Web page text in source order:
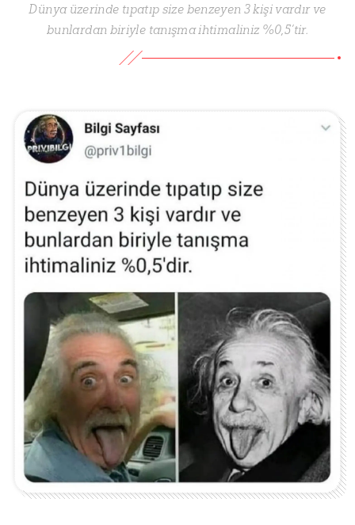
Dünya üzerinde tıpatıp size benzeyen 3 kişi vardır ve
bunlardan biriyle tanışma ihtimaliniz %0,5’tir.